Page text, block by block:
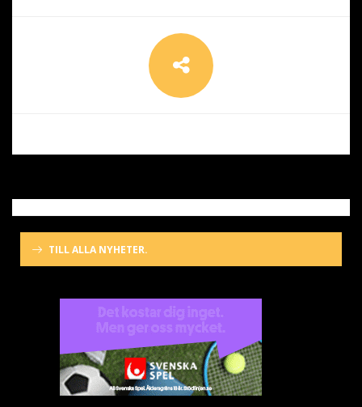
TILL ALLA NYHETER.